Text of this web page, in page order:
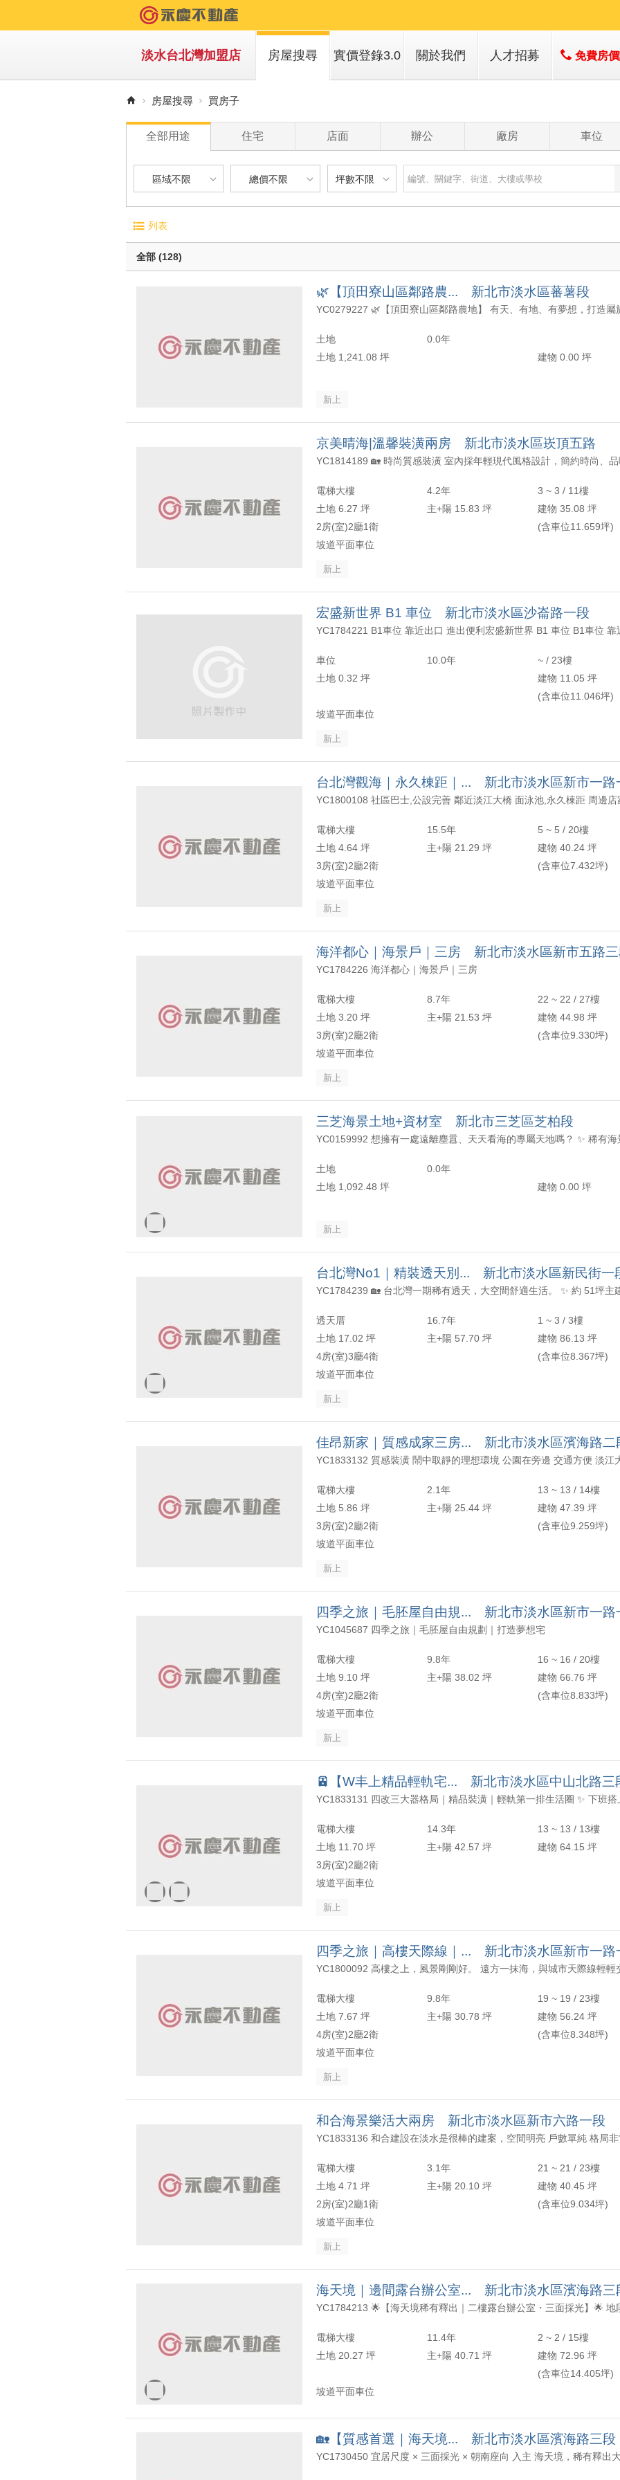
淡水台北灣加盟店 房屋搜尋 實價登錄3.0 關於我們
經營績效
服務項目
人才招募 免費房
房屋搜尋 買房子
全部用途 住宅 店面 辦公 廠房 車位
區域不限
新北市-淡水區
新北市-三芝區
新北市-鶯歌區
總價不限
400 萬以下
400 萬 - 800 萬
800 萬 - 1200 萬
2000 萬 - 3000 萬
坪數不限
坪數不限
20 坪以下
20 坪 - 30 坪
40 坪 - 50 坪
電梯大廈
無電梯公寓
透天別墅
有無障礙空間
5 年 - 10 年
10 年 - 20 年
20 年 - 30 年
年
2 - 6 樓
7 - 12 樓
13 樓以上
3 房
4 房
5 房以上
-
列表
全部 (128)
🌿【頂田寮山區鄰路農... 新北市淡水區蕃薯段
土地
0.0年
土地 1,241.08 坪
建物 0.00 坪
新上
京美晴海|溫馨裝潢兩房 新北市淡水區崁頂五路
電梯大樓 4.2年
3 ~ 3 / 11樓
土地 6.27 坪
主+陽 15.83 坪
建物 35.08 坪
2房(室)2廳1衛
(含車位11.659坪)
坡道平面車位
新上
宏盛新世界 B1 車位 新北市淡水區沙崙路一段
車位 10.0年
~ / 23樓
土地 0.32 坪
建物 11.05 坪
(含車位11.046坪)
坡道平面車位
新上
台北灣觀海｜永久棟距｜... 新北市淡水區新市一路
電梯大樓 15.5年
5 ~ 5 / 20樓
土地 4.64 坪
主+陽 21.29 坪
建物 40.24 坪
3房(室)2廳2衛
(含車位7.432坪)
坡道平面車位
新上
海洋都心｜海景戶｜三房 新北市淡水區新市五路
YC1784226 海洋都心｜海景戶｜三房
電梯大樓 8.7年
22 ~ 22 / 27樓
土地 3.20 坪
主+陽 21.53 坪
建物 44.98 坪
3房(室)2廳2衛
(含車位9.330坪)
坡道平面車位
新上
三芝海景土地+資材室 新北市三芝區芝柏段
土地
0.0年
土地 1,092.48 坪
建物 0.00 坪
新上
台北灣No1｜精裝透天別... 新北市淡水區新民街一
透天厝 16.7年
1 ~ 3 / 3樓
土地 17.02 坪
主+陽 57.70 坪
建物 86.13 坪
4房(室)3廳4衛
(含車位8.367坪)
坡道平面車位
新上
佳昂新家｜質感成家三房... 新北市淡水區濱海路二
電梯大樓 2.1年
13 ~ 13 / 14樓
土地 5.86 坪
主+陽 25.44 坪
建物 47.39 坪
3房(室)2廳2衛
(含車位9.259坪)
坡道平面車位
新上
四季之旅｜毛胚屋自由規... 新北市淡水區新市一路
YC1045687 四季之旅｜毛胚屋自由規劃｜打造夢想宅
電梯大樓 9.8年
16 ~ 16 / 20樓
土地 9.10 坪
主+陽 38.02 坪
建物 66.76 坪
4房(室)2廳2衛
(含車位8.833坪)
坡道平面車位
新上
🚈【W丰上精品輕軌宅... 新北市淡水區中山北路三
電梯大樓 14.3年
13 ~ 13 / 13樓
土地 11.70 坪
主+陽 42.57 坪
建物 64.15 坪
3房(室)2廳2衛
坡道平面車位
新上
四季之旅｜高樓天際線｜... 新北市淡水區新市一路
電梯大樓 9.8年
19 ~ 19 / 23樓
土地 7.67 坪
主+陽 30.78 坪
建物 56.24 坪
4房(室)2廳2衛
(含車位8.348坪)
坡道平面車位
新上
和合海景樂活大兩房 新北市淡水區新市六路一段
電梯大樓 3.1年
21 ~ 21 / 23樓
土地 4.71 坪
主+陽 20.10 坪
建物 40.45 坪
2房(室)2廳1衛
(含車位9.034坪)
坡道平面車位
新上
海天境｜邊間露台辦公室... 新北市淡水區濱海路三
電梯大樓 11.4年
2 ~ 2 / 15樓
土地 20.27 坪
主+陽 40.71 坪
建物 72.96 坪
(含車位14.405坪)
坡道平面車位
🏡【質感首選｜海天境... 新北市淡水區濱海路三段